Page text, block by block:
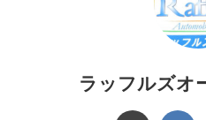
ラッフルズオ